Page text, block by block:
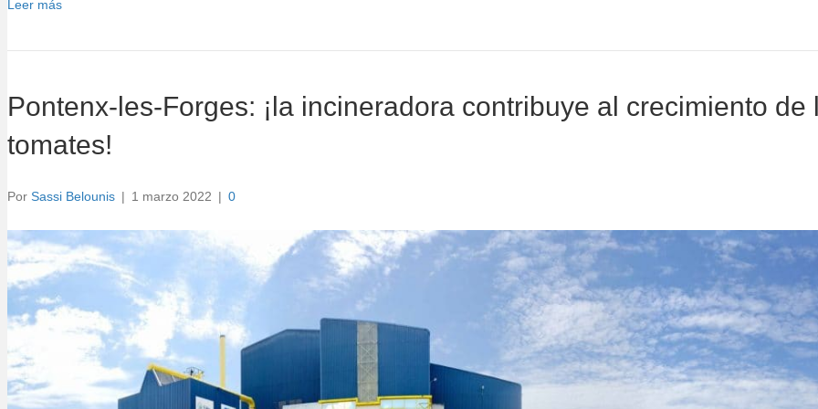
Leer más
Pontenx-les-Forges: ¡la incineradora contribuye al crecimiento de
tomates!
Por Sassi Belounis | 1 marzo 2022 | 0